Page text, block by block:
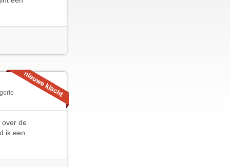
over de
ik een